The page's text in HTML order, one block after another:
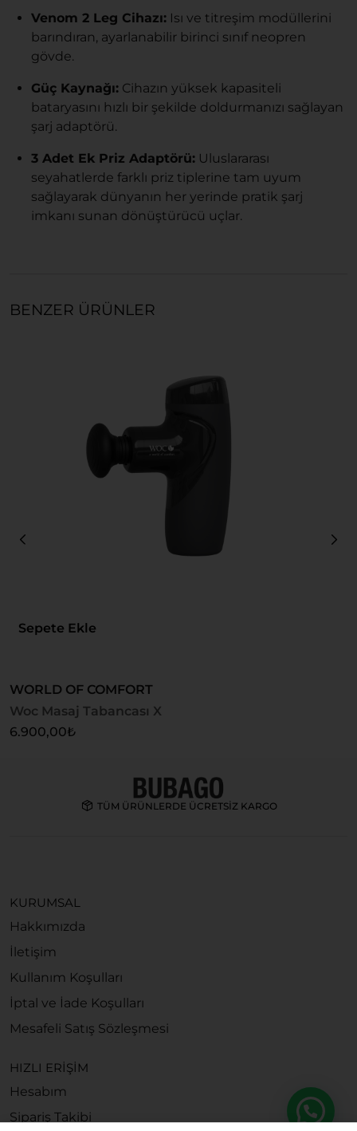
Venom 2 Leg Cihazı: Isı ve titreşim modüllerini
barındıran, ayarlanabilir birinci sınıf neopren
gövde.
Güç Kaynağı: Cihazın yüksek kapasiteli
bataryasını hızlı bir şekilde doldurmanızı sağlayan
şarj adaptörü.
3 Adet Ek Priz Adaptörü: Uluslararası
seyahatlerde farklı priz tiplerine tam uyum
sağlayarak dünyanın her yerinde pratik şarj
imkanı sunan dönüştürücü uçlar.
BENZER ÜRÜNLER
Sepete Ekle
WORLD OF COMFORT
Woc Masaj Tabancası X
6.900,00₺
TÜM ÜRÜNLERDE ÜCRETSİZ KARGO
KURUMSAL
Hakkımızda
İletişim
Kullanım Koşulları
İptal ve İade Koşulları
Mesafeli Satış Sözleşmesi
HIZLI ERİŞİM
Hesabım
Sipariş Takibi